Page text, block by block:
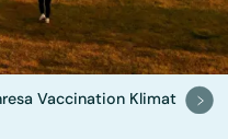
Vaccination Klimat